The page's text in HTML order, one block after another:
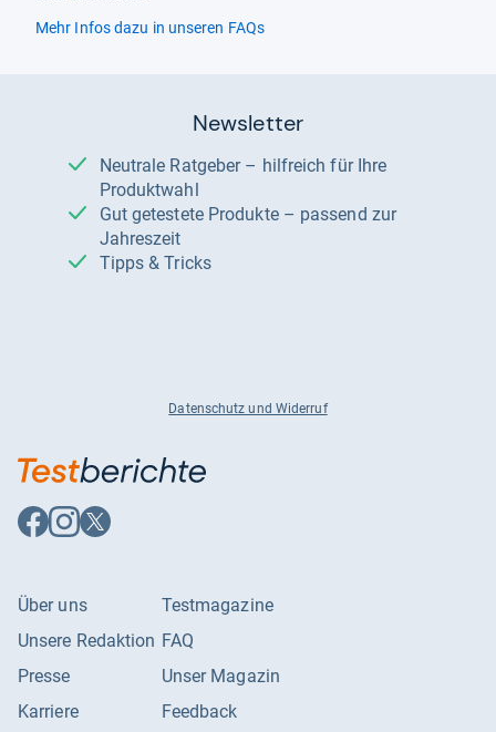
Mehr Infos dazu in unseren FAQs
Newsletter
Neutrale Ratgeber – hilfreich für Ihre
Produktwahl
Gut getestete Produkte – passend zur
Jahreszeit
Tipps & Tricks
Datenschutz und Widerruf
Auf
Facebook
Auf
Instagram
Auf
X
Über uns
Unsere Redaktion
Presse
Karriere
Testmagazine
FAQ
Unser Magazin
Feedback